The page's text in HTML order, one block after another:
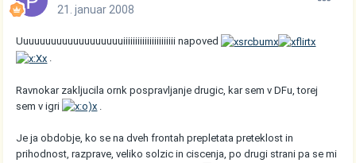
21. januar 2008
Uuuuuuuuuuuuuuuuuuuiiiiiiiiiiiiiiiiiiiiii napoved
Ravnokar zakljucila ornk pospravljanje drugic, kar sem v DFu, torej
sem v igri
Je ja obdobje, ko se na dveh frontah prepletata preteklost in
prihodnost, razprave, veliko solzic in ciscenja, po drugi strani pa se mi